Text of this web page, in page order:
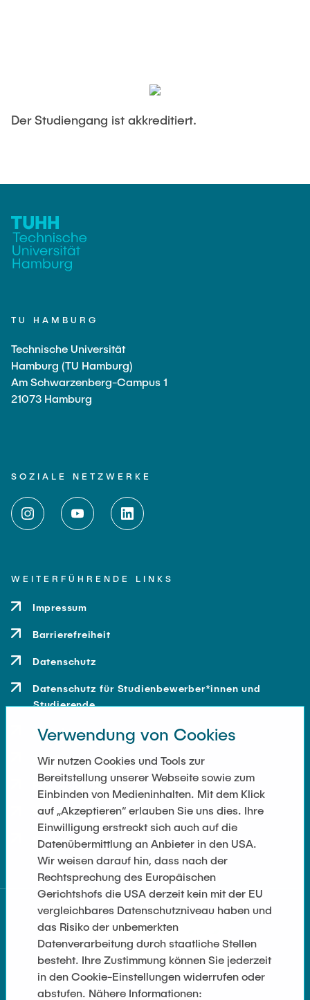
Der Studiengang ist akkreditiert.
TU HAMBURG
Technische Universität
Hamburg (TU Hamburg)
Am Schwarzenberg-Campus 1
21073 Hamburg
SOZIALE NETZWERKE
WEITERFÜHRENDE LINKS
Impressum
Barrierefreiheit
Datenschutz
Datenschutz für Studienbewerber*innen und
Studierende
Kontakt
Anfahrt
Presse und Medien
Merchandise-Shop
Cookie-Einstellungen
Verwendung von Cookies
Wir nutzen Cookies und Tools zur
Bereitstellung unserer Webseite sowie zum
Einbinden von Medieninhalten. Mit dem Klick
auf „Akzeptieren“ erlauben Sie uns dies. Ihre
Einwilligung erstreckt sich auch auf die
Datenübermittlung an Anbieter in den USA.
Wir weisen darauf hin, dass nach der
Rechtsprechung des Europäischen
Gerichtshofs die USA derzeit kein mit der EU
vergleichbares Datenschutzniveau haben und
das Risiko der unbemerkten
Datenverarbeitung durch staatliche Stellen
besteht. Ihre Zustimmung können Sie jederzeit
in den Cookie-Einstellungen widerrufen oder
abstufen. Nähere Informationen: